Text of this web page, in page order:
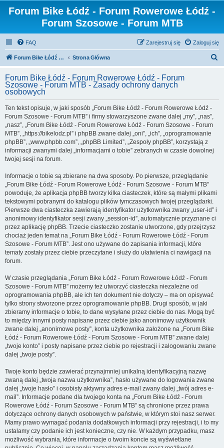
Forum Bike Łódź - Forum Rowerowe Łódź -
Forum Szosowe - Forum MTB
FAQ Zaloguj się
Zarejestruj się
Forum Bike Łódź - Forum Rowerowe Łódź - Forum Szosowe - Forum MTB Strona Główna
Forum Bike Łódź - Forum Rowerowe Łódź - Forum
Szosowe - Forum MTB - Zasady ochrony danych
osobowych
Ten tekst opisuje, w jaki sposób „Forum Bike Łódź - Forum Rowerowe Łódź -
Forum Szosowe - Forum MTB” i firmy stowarzyszone zwane dalej „my”, „nas”,
„nasz”, „Forum Bike Łódź - Forum Rowerowe Łódź - Forum Szosowe - Forum
MTB”, „https://bikelodz.pl” i phpBB zwane dalej „oni”, „ich”, „oprogramowanie
phpBB”, „www.phpbb.com”, „phpBB Limited”, „Zespoły phpBB”, korzystają z
informacji zwanymi dalej „informacjami o tobie” zebranych w czasie dowolnej
twojej sesji na forum.
Informacje o tobie są zbierane na dwa sposoby. Po pierwsze, przeglądanie
„Forum Bike Łódź - Forum Rowerowe Łódź - Forum Szosowe - Forum MTB”
powoduje, że aplikacja phpBB tworzy kilka ciasteczek, które są małymi plikami
tekstowymi pobranymi do katalogu plików tymczasowych twojej przeglądarki.
Pierwsze dwa ciasteczka zawierają identyfikator użytkownika zwany „user-id” i
anonimowy identyfikator sesji zwany „session-id”, automatycznie przyznane ci
przez aplikację phpBB. Trzecie ciasteczko zostanie utworzone, gdy przejrzysz
chociaż jeden temat na „Forum Bike Łódź - Forum Rowerowe Łódź - Forum
Szosowe - Forum MTB”. Jest ono używane do zapisania informacji, które
tematy zostały przez ciebie przeczytane i służy do ułatwienia ci nawigacji na
forum.
W czasie przeglądania „Forum Bike Łódź - Forum Rowerowe Łódź - Forum
Szosowe - Forum MTB” możemy też utworzyć ciasteczka niezależne od
oprogramowania phpBB, ale ich ten dokument nie dotyczy – ma on opisywać
tylko strony stworzone przez oprogramowanie phpBB. Drugi sposób, w jaki
zbieramy informacje o tobie, to dane wysyłane przez ciebie do nas. Mogą być
to między innymi posty napisane przez ciebie jako anonimowy użytkownik
zwane dalej „anonimowe posty”, konta użytkownika założone na „Forum Bike
Łódź - Forum Rowerowe Łódź - Forum Szosowe - Forum MTB” zwane dalej
„twoje konto” i posty napisane przez ciebie po rejestracji i zalogowaniu zwane
dalej „twoje posty”.
Twoje konto będzie zawierać przynajmniej unikalną identyfikacyjną nazwę
zwaną dalej „twoja nazwa użytkownika”, hasło używane do logowania zwane
dalej „twoje hasło” i osobisty aktywny adres e-mail zwany dalej „twój adres e-
mail”. Informacje podane dla twojego konta na „Forum Bike Łódź - Forum
Rowerowe Łódź - Forum Szosowe - Forum MTB” są chronione przez prawa
dotyczące ochrony danych osobowych w państwie, w którym stoi nasz serwer.
Mamy prawo wymagać podania dodatkowych informacji przy rejestracji, i to my
ustalamy czy podanie ich jest konieczne, czy nie. W każdym przypadku, masz
możliwość wybrania, które informacje o twoim koncie są wyświetlane